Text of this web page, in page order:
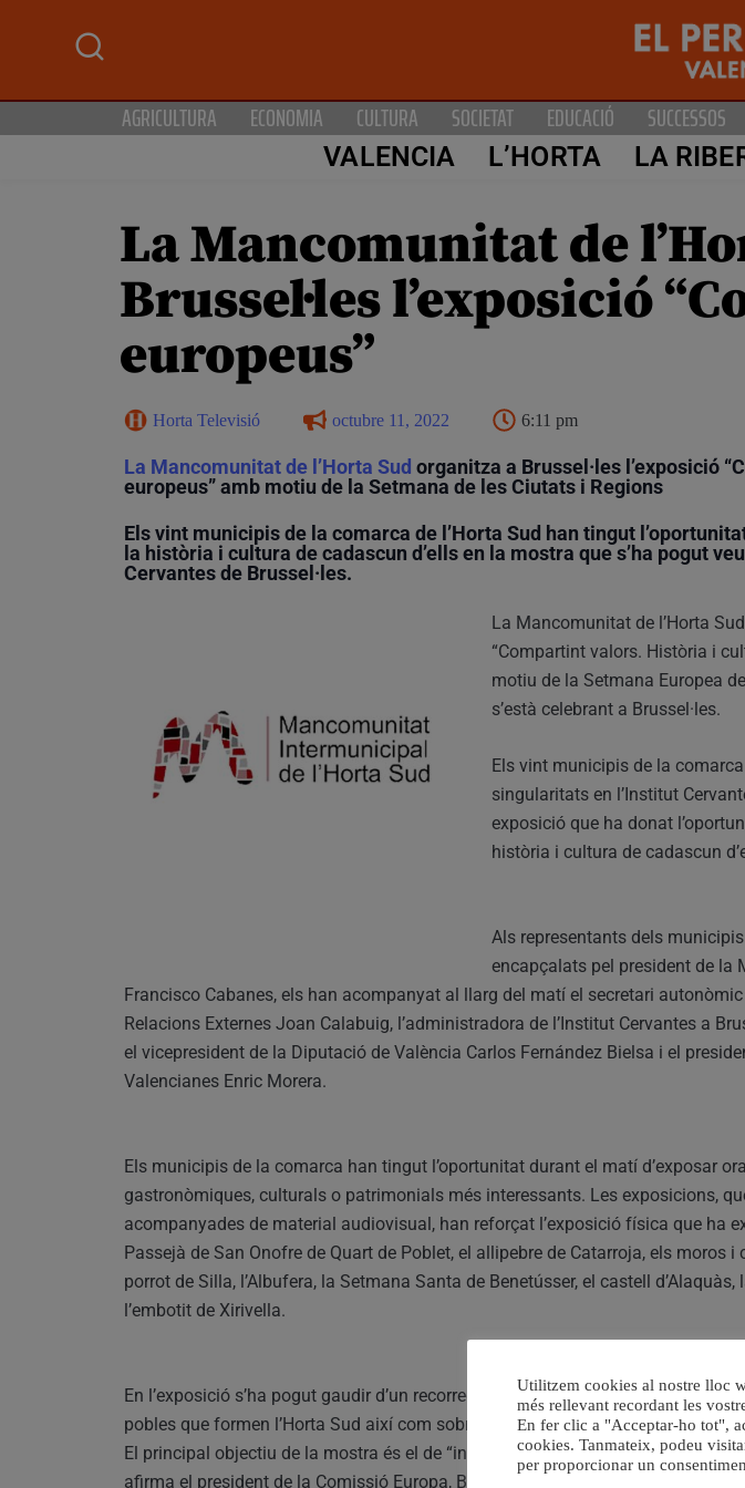
AGRICULTURA ECONOMIA CULTURA SOCIETAT EDUCACIÓ SUCCESSOS
VALENCIA L’HORTA LA
La Mancomunitat de
Brussel·les l’exposició
europeus”
Horta Televisió octubre 11, 2022 6:11 pm
La Mancomunitat de l’Horta Sud organitza a Brussel·les l’exposició
europeus” amb motiu de la Setmana de les Ciutats i Regions
Els vint municipis de la comarca de l’Horta Sud han tingut
la història i cultura de cadascun d’ells en la mostra que s’ha pogut
Cervantes de Brussel·les.
La Mancomunitat de l’Horta
“Compartint valors. Història i
motiu de la Setmana Europea
s’està celebrant a Brussel·les.
Els vint municipis de la
singularitats en l’Institut
exposició que ha donat
història i cultura de cadascun
Als representants dels
encapçalats pel president de la
Francisco Cabanes, els han acompanyat al llarg del matí el secretari
Relacions Externes Joan Calabuig, l’administradora de l’Institut Cervantes a
el vicepresident de la Diputació de València Carlos Fernández Bielsa i el
Valencianes Enric Morera.
Els municipis de la comarca han tingut l’oportunitat durant el matí d’exposar
gastronòmiques, culturals o patrimonials més interessants. Les exposicions,
acompanyades de material audiovisual, han reforçat l’exposició física que ha
Passejà de San Onofre de Quart de Poblet, el allipebre de Catarroja, els moros i
porrot de Silla, l’Albufera, la Setmana Santa de Benetússer, el castell
l’embotit de Xirivella.
En l’exposició s’ha pogut gaudir d’un recorregut pels aspectes més
pobles que formen l’Horta Sud així com sobre la seua gastronomia, tradicions,
El principal objectiu de la mostra és el de “internacionalitzar les marques
afirma el president de la Comissió Europa, Bartolomé Nofuentes. “És una gran
Utilitzem cookies al nostre lloc
més rellevant recordant les
En fer clic a "Acceptar-ho tot",
cookies. Tanmateix, podeu
per proporcionar un